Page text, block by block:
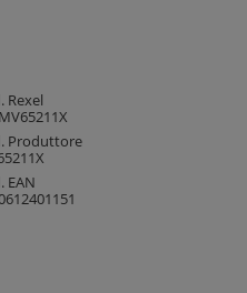
Rexel
Produttore
EAN